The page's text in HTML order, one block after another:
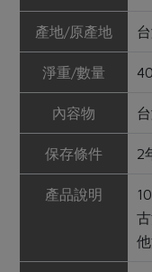
產地/原產地
淨重/數量
內容物
保存條件 2
產品說明